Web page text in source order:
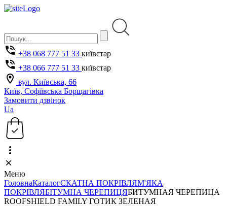
+38 068 777 51 33 київстар
+38 066 777 51 33 київстар
вул. Київська, 66
Київ, Софіївська Борщагівка
Замовити дзвінок
Ua
Меню
ГоловнаКаталогСКАТНА ПОКРІВЛЯМ'ЯКА
ПОКРІВЛЯБІТУМНА ЧЕРЕПИЦЯБИТУМНАЯ ЧЕРЕПИЦА
ROOFSHIELD FAMILY ГОТИК ЗЕЛЕНАЯ